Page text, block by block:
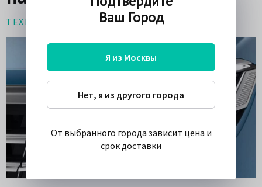
ТЕХНОЛОГИИ 4 ноября 2018
Ваш Город
Я из Москвы
Нет, я из другого города
От выбранного города зависит цена и
срок доставки